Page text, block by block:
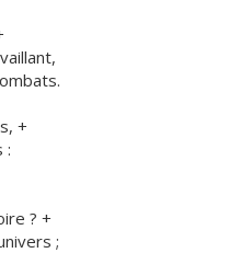
+
:
? +
;